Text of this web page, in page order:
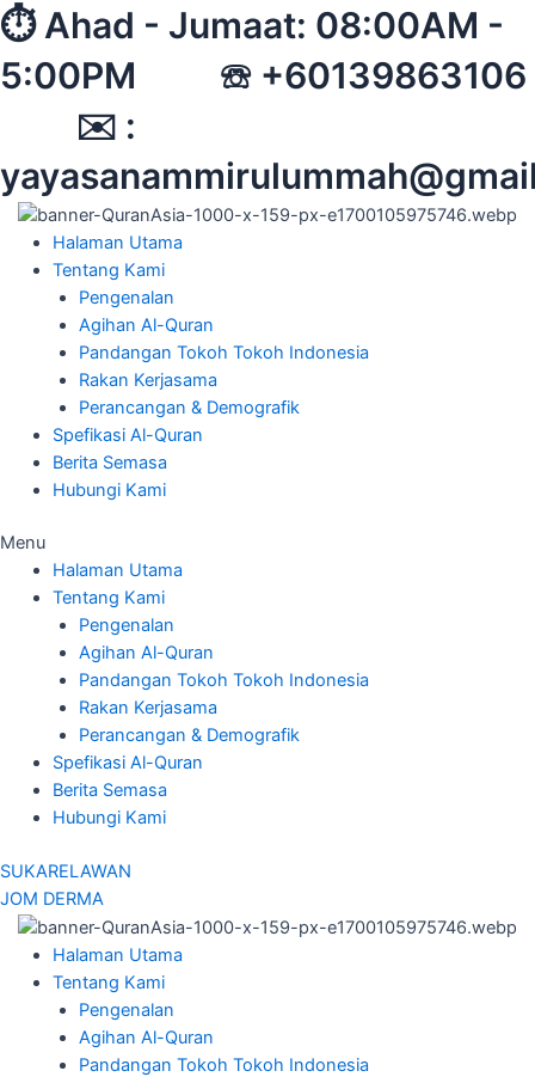
Skip
to
content
⏱︎ Ahad - Jumaat: 08:00AM -
5:00PM ☏ +60139863106
✉︎ :
Halaman Utama
Tentang Kami
Pengenalan
Agihan Al-Quran
Pandangan Tokoh Tokoh Indonesia
Rakan Kerjasama
Perancangan & Demografik
Spefikasi Al-Quran
Berita Semasa
Hubungi Kami
Menu
Halaman Utama
Tentang Kami
Pengenalan
Agihan Al-Quran
Pandangan Tokoh Tokoh Indonesia
Rakan Kerjasama
Perancangan & Demografik
Spefikasi Al-Quran
Berita Semasa
Hubungi Kami
SUKARELAWAN
JOM DERMA
Halaman Utama
Tentang Kami
Pengenalan
Agihan Al-Quran
Pandangan Tokoh Tokoh Indonesia